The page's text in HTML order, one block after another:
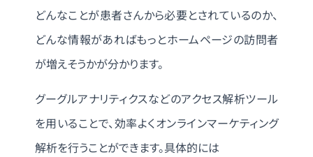
どんなことが患者さんから必要とされているのか、
どんな情報があればもっとホームページの訪問者
が増えそうかが分かります。
グーグルアナリティクスなどのアクセス解析ツール
を用いることで、効率よくオンラインマーケティング
解析を行うことができます。具体的には